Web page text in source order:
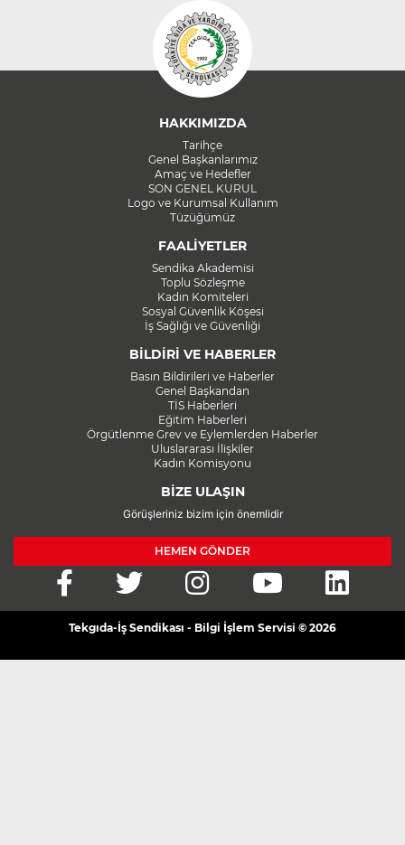
HAKKIMIZDA
Tarihçe
Genel Başkanlarımız
Amaç ve Hedefler
SON GENEL KURUL
Logo ve Kurumsal Kullanım
Tüzüğümüz
FAALİYETLER
Sendika Akademisi
Toplu Sözleşme
Kadın Komiteleri
Sosyal Güvenlik Köşesi
İş Sağlığı ve Güvenliği
BİLDİRİ VE HABERLER
Basın Bildirileri ve Haberler
Genel Başkandan
TİS Haberleri
Eğitim Haberleri
Örgütlenme Grev ve Eylemlerden Haberler
Uluslararası İlişkiler
Kadın Komisyonu
BİZE ULAŞIN
Görüşleriniz bizim için önemlidir
HEMEN GÖNDER
Tekgıda-İş Sendikası - Bilgi İşlem Servisi © 2026